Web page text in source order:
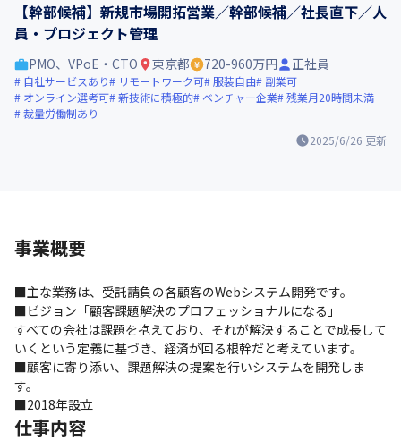
【幹部候補】新規市場開拓営業／幹部候補／社長直下／人
員・プロジェクト管理
2025/6/26 更新
PMO、VPoE・CTO 東京都 720-960万円 正社員
自社サービスあり リモートワーク可 服装自由
副業可
オンライン選考可 新技術に積極的 ベンチャー企業 残業月20時間未満
裁量労働制あり
事業概要
■主な業務は、受託請負の各顧客のWebシステム開発です。
■ビジョン「顧客課題解決のプロフェッショナルになる」
すべての会社は課題を抱えており、それが解決することで成長して
いくという定義に基づき、経済が回る根幹だと考えています。
■顧客に寄り添い、課題解決の提案を行いシステムを開発しま
す。
■2018年設立
仕事内容